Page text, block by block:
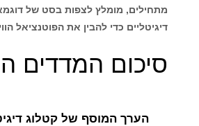
מתחילים, מומלץ לצפות בסט של
דיגיטליים כדי להבין את הפוטנציאל
סיכום המדדים
הערך המוסף של קטלוג